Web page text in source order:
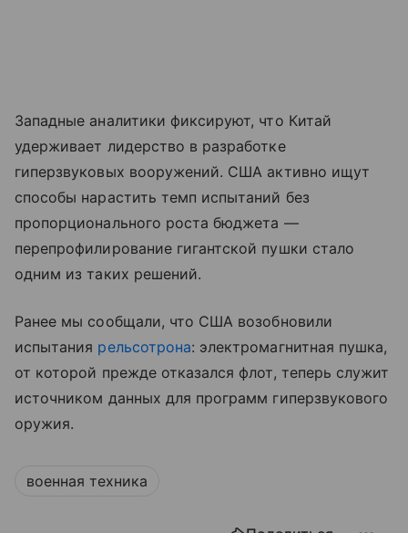
Западные аналитики фиксируют, что Китай
удерживает лидерство в разработке
гиперзвуковых вооружений. США активно ищут
способы нарастить темп испытаний без
пропорционального роста бюджета —
перепрофилирование гигантской пушки стало
одним из таких решений.
Ранее мы сообщали, что США возобновили
испытания рельсотрона: электромагнитная пушка,
от которой прежде отказался флот, теперь служит
источником данных для программ гиперзвукового
оружия.
военная техника